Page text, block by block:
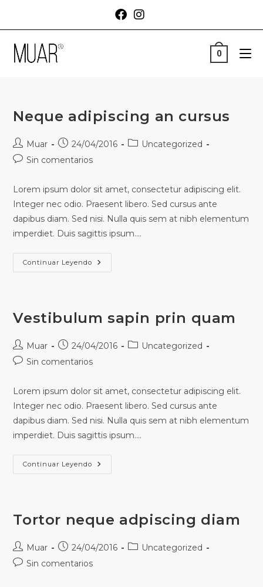
0
Neque adipiscing an cursus
Muar 24/04/2016
Uncategorized
Sin comentarios
Lorem ipsum dolor sit amet, consectetur adipiscing elit.
Integer nec odio. Praesent libero. Sed cursus ante
dapibus diam. Sed nisi. Nulla quis sem at nibh elementum
imperdiet. Duis sagittis ipsum.…
Continuar Leyendo
Vestibulum sapin prin quam
Muar 24/04/2016
Uncategorized
Sin comentarios
Lorem ipsum dolor sit amet, consectetur adipiscing elit.
Integer nec odio. Praesent libero. Sed cursus ante
dapibus diam. Sed nisi. Nulla quis sem at nibh elementum
imperdiet. Duis sagittis ipsum.…
Continuar Leyendo
Tortor neque adpiscing diam
Muar 24/04/2016
Uncategorized
Sin comentarios